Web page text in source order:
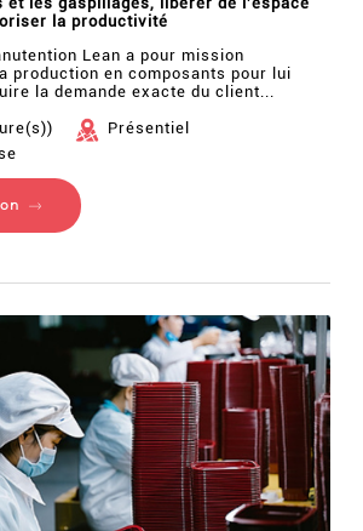
la productivité
Lean a pour mission
production en composants pour lui
la demande exacte du client...
Présentiel